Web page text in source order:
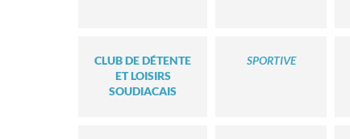
CLUB DE DÉTENTE
ET LOISIRS
SOUDIACAIS
SPORTIVE